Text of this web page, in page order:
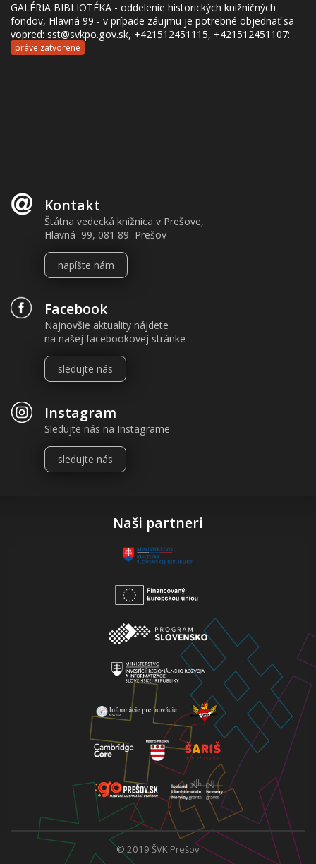
GALÉRIA BIBLIOTÉKA - oddelenie historických knižničných
fondov, Hlavná 99 - v prípade záujmu je potrebné objednať sa
vopred: sst@svkpo.gov.sk, +421512451115, +421512451107:
práve zatvorené
Kontakt
Štátna vedecká knižnica v Prešove,
Hlavná 99, 081 89 Prešov
napíšte nám
Facebook
Najnovšie aktuality nájdete
na našej facebookovej stránke
sledujte nás
Instagram
Sledujte nás na Instagrame
sledujte nás
Naši partneri
© 2019 ŠVK Prešov